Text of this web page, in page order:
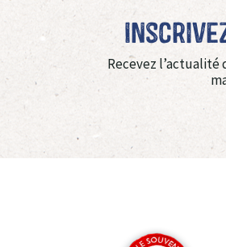
Recevez l’actualité